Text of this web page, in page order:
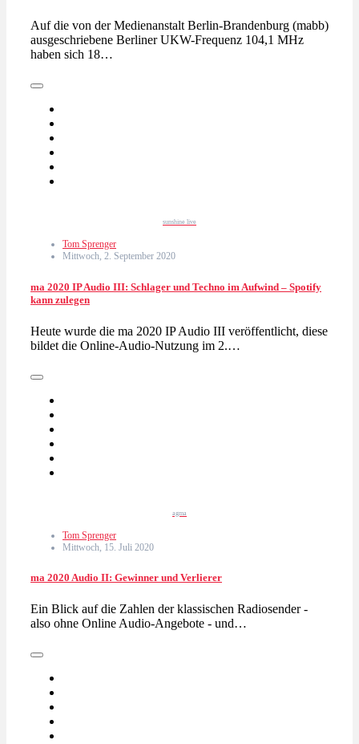
Auf die von der Medienanstalt Berlin-Brandenburg (mabb)
ausgeschriebene Berliner UKW-Frequenz 104,1 MHz
haben sich 18…
sunshine live
Tom Sprenger
Mittwoch, 2. September 2020
ma 2020 IP Audio III: Schlager und Techno im Aufwind – Spotify
kann zulegen
Heute wurde die ma 2020 IP Audio III veröffentlicht, diese
bildet die Online-Audio-Nutzung im 2.…
agma
Tom Sprenger
Mittwoch, 15. Juli 2020
ma 2020 Audio II: Gewinner und Verlierer
Ein Blick auf die Zahlen der klassischen Radiosender -
also ohne Online Audio-Angebote - und…